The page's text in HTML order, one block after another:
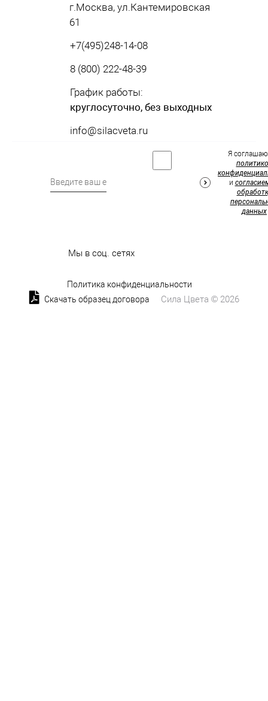
г.Москва, ул.Кантемировская
61
+7(495)248-14-08
8 (800) 222-48-39
График работы:
круглосуточно, без выходных
info@silacveta.ru
Мы в соц. сетях
Я
и
данных
Политика конфиденциальности
Скачать образец договора
Сила Цвета © 2026